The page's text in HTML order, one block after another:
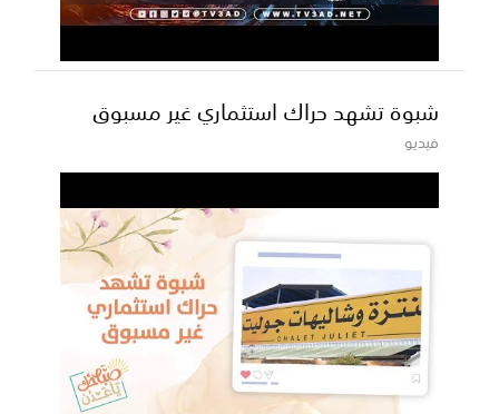
شبوة تشهد حراك استثماري غير مسبوق
فيديو